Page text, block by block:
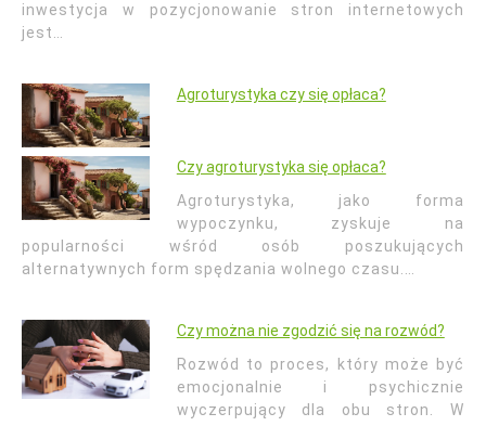
inwestycja w pozycjonowanie stron internetowych
jest…
Agroturystyka czy się opłaca?
Czy agroturystyka się opłaca?
Agroturystyka, jako forma
wypoczynku, zyskuje na
popularności wśród osób poszukujących
alternatywnych form spędzania wolnego czasu.…
Czy można nie zgodzić się na rozwód?
Rozwód to proces, który może być
emocjonalnie i psychicznie
wyczerpujący dla obu stron. W